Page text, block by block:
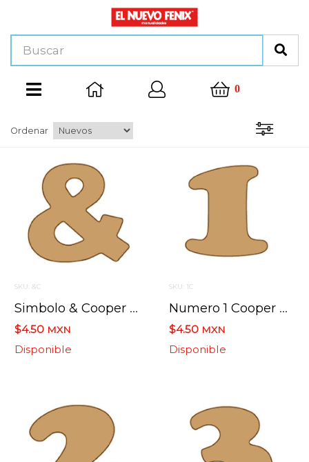
0
Ordenar
SKU: &C
Simbolo & Cooper Mini 4 X 6 Cms.
$4.50 MXN
Disponible
SKU: 1C
Numero 1 Cooper Mini 4 X 6 Cms.
$4.50 MXN
Disponible